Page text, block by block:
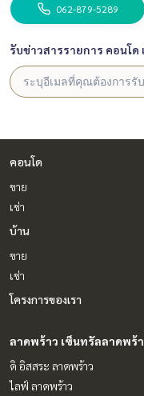
062-879-5289
รับข่าวสารรายการ คอนโด
คอนโด
ขาย
เช่า
บ้าน
ขาย
เช่า
โครงการของเรา
ลาดพร้าว เซ็นทรัลลาดพร้
ดิ อิสสระ ลาดพร้าว
ไลฟ์ ลาดพร้าว